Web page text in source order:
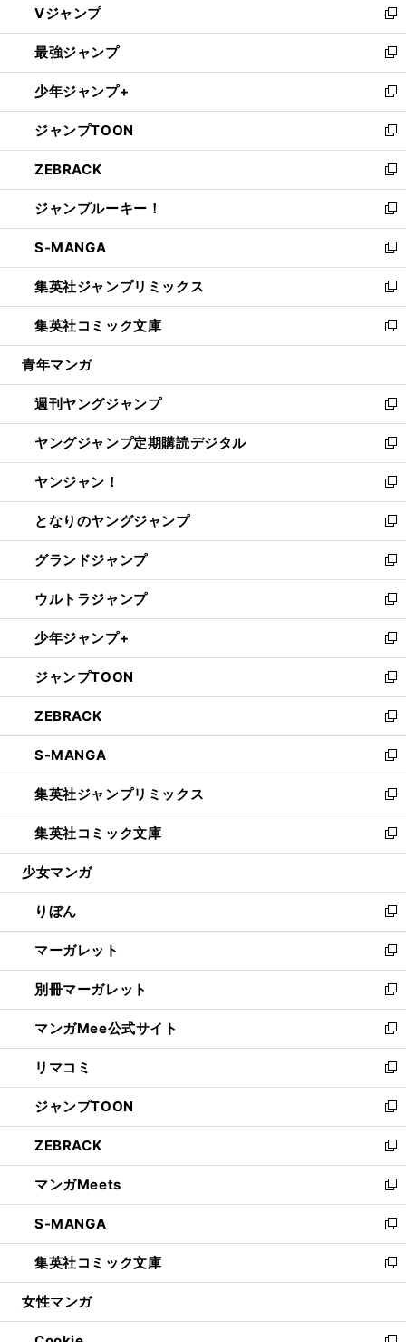
ィ
ン
ド
ウ
で
開
く
い
ウ
ィ
ン
ド
ウ
で
開
く
Vジャンプ
新
し
い
ウ
ィ
ン
ド
ウ
で
開
く
最強ジャンプ
新
し
い
ウ
ィ
ン
ド
ウ
で
開
く
少年ジャンプ+
新
し
い
ウ
ィ
ン
ド
ウ
で
開
く
ジャンプTOON
新
し
い
ウ
ィ
ン
ド
ウ
で
開
く
ZEBRACK
新
し
い
ウ
ィ
ン
ド
ウ
で
開
ジャンプルーキー！
新
し
い
ウ
ィ
ン
ド
ウ
開
く
S-MANGA
新
し
い
ウ
ィ
ン
ウ
で
開
く
集英社ジャンプリミックス
新
し
い
ウ
ン
ド
ウ
で
開
く
集英社コミック文庫
新
し
ウ
ィ
ン
ド
ウ
で
開
く
青年マンガ
週刊ヤングジャンプ
新
し
い
ウ
ィ
ン
ド
ウ
で
開
く
ヤングジャンプ定期購読デジタル
新
し
い
ウ
ィ
ン
ド
ウ
で
開
く
ヤンジャン！
新
し
い
ウ
ィ
ン
ド
ウ
で
開
く
となりのヤングジャンプ
新
し
い
ウ
ィ
ン
ド
ウ
で
開
く
グランドジャンプ
新
し
い
ウ
ィ
ン
ド
ウ
で
開
く
ウルトラジャンプ
新
し
い
ウ
ィ
ン
ド
ウ
で
開
く
少年ジャンプ+
新
し
い
ウ
ィ
ン
ド
ウ
で
開
く
ジャンプTOON
新
し
い
ウ
ィ
ン
ド
ウ
で
開
ZEBRACK
新
し
い
ウ
ィ
ン
ド
ウ
開
く
S-MANGA
新
し
い
ウ
ィ
ン
ウ
で
開
く
集英社ジャンプリミックス
新
し
い
ウ
ン
ド
ウ
で
開
く
集英社コミック文庫
新
し
ウ
ィ
ン
ド
ウ
で
開
く
少女マンガ
りぼん
新
し
い
ウ
ィ
ン
ド
ウ
で
開
く
マーガレット
新
し
い
ウ
ィ
ン
ド
ウ
で
開
く
別冊マーガレット
新
し
い
ウ
ィ
ン
ド
ウ
で
開
く
マンガMee公式サイト
新
し
い
ウ
ィ
ン
ド
ウ
で
開
く
リマコミ
新
し
い
ウ
ィ
ン
ド
ウ
で
開
く
ジャンプTOON
新
し
い
ウ
ィ
ン
ド
ウ
で
開
ZEBRACK
新
し
い
ウ
ィ
ン
ド
ウ
開
マンガMeets
新
し
い
ウ
ィ
ン
ウ
S-MANGA
新
し
い
ウ
ン
集英社コミック文庫
新
し
ウ
女性マンガ